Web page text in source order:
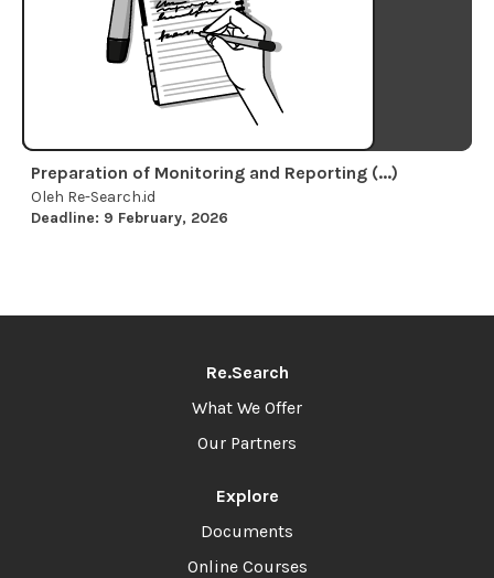
Preparation of Monitoring and Reporting (...)
Oleh Re-Search.id
Deadline: 9 February, 2026
Re.Search
What We Offer
Our Partners
Explore
Documents
Online Courses